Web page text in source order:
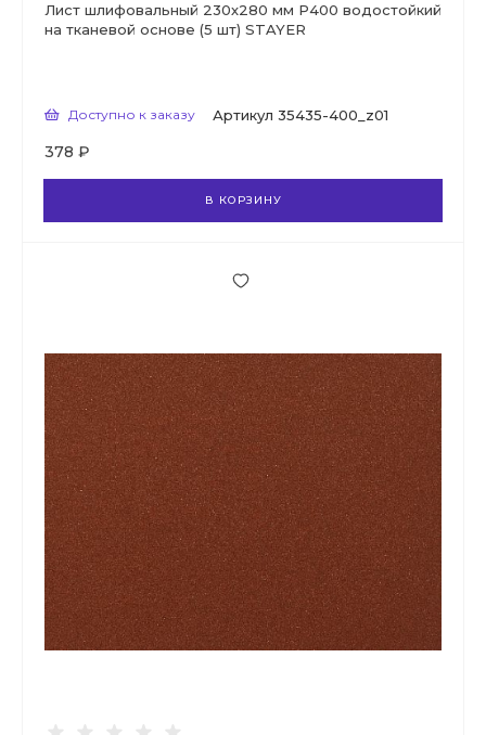
Лист шлифовальный 230х280 мм Р400 водостойкий
на тканевой основе (5 шт) STAYER
Доступно к заказу Артикул 35435-400_z01
378 ₽
В КОРЗИНУ